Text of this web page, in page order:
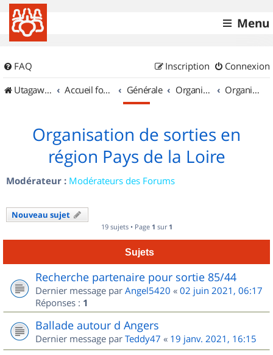
Menu
FAQ Connexion
Inscription
UtagawaVTT (Randos VTT et VTTAE avec traces GPS)
Accueil forum Générale Organisation de sorties & Recherche de partenaires Organisation de sorties en région Pays de la Loire
Organisation de sorties en
région Pays de la Loire
Modérateur : Modérateurs des Forums
Nouveau sujet
19 sujets • Page 1 sur 1
Sujets
Recherche partenaire pour sortie 85/44
Dernier message par Angel5420 « 02 juin 2021, 06:17
Réponses : 1
Ballade autour d Angers
Dernier message par Teddy47 « 19 janv. 2021, 16:15